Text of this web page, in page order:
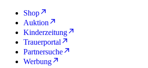
Shop
Auktion
Kinderzeitung
Trauerportal
Partnersuche
Werbung